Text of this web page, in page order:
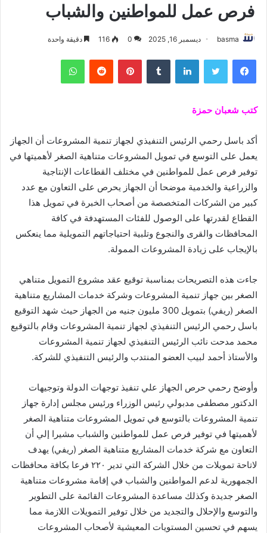
فرص عمل للمواطنين والشباب
basma ديسمبر 16, 2025 0
116 دقيقة واحدة
فيسبوك تويتر لينكدإن بينتيريست واتساب
كتب شعبان حمزة
أكد باسل رحمي الرئيس التنفيذي لجهاز تنمية المشروعات أن الجهاز
يعمل على التوسع في تمويل المشروعات متناهية الصغر لأهميتها في
توفير فرص عمل للمواطنين في مختلف القطاعات الإنتاجية
والزراعية والخدمية موضحا أن الجهاز يحرص على التعاون مع عدد
كبير من الشركات المتخصصة من أصحاب الخبرة في تمويل هذا
القطاع لقدرتها على الوصول للفئات المستهدفة في كافة
المحافظات والقرى والنجوع وتلبية احتياجاتهم التمويلية مما ينعكس
بالإيجاب على زيادة المشروعات الممولة.
جاءت هذه التصريحات بمناسبة توقيع عقد مشروع التمويل متناهي
الصغر بين جهاز تنمية المشروعات وشركة خدمات المشاريع متناهية
الصغر (ريفي) بتمويل 300 مليون جنيه من الجهاز حيث شهد التوقيع
باسل رحمي الرئيس التنفيذي لجهاز تنمية المشروعات وقام بالتوقيع
محمد مدحت نائب الرئيس التنفيذي لجهاز تنمية المشروعات
والأستاذ أحمد لبيب العضو المنتدب والرئيس التنفيذي للشركة.
وأوضح رحمي حرص الجهاز علي تنفيذ توجهات الدولة وتوجيهات
الدكتور مصطفى مدبولي رئيس الوزراء ورئيس مجلس إدارة جهاز
تنمية المشروعات بالتوسع في تمويل المشروعات متناهية الصغر
لأهميتها في توفير فرص عمل للمواطنين والشباب مشيرا إلي أن
التعاون مع شركة خدمات المشاريع متناهية الصغر (ريفي) يهدف
لاتاحة تمويلات من خلال الشركة التي تدير ٢٢٠ فرعا بكافة محافظات
الجمهورية لدعم المواطنين والشباب في إقامة مشروعات متناهية
الصغر جديدة وكذلك مساعدة المشروعات القائمة على التطوير
والتوسع والإحلال والتجديد من خلال توفير التمويلات اللازمة مما
يسهم في تحسين المستويات المعيشية لأصحاب المشروعات